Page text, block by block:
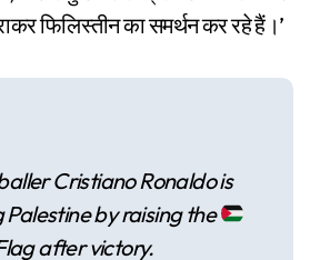
फिलिस्तीन का समर्थन कर रहे हैं।’
Cristiano Ronaldo is
by raising the
after victory.